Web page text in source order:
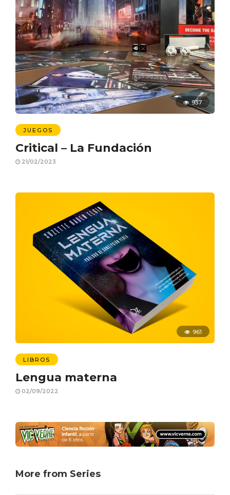
937
JUEGOS
Critical – La Fundación
21/02/2023
961
LIBROS
Lengua materna
02/09/2022
More from Series